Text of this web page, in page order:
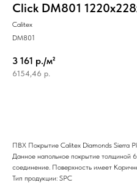
Click DM801
Calitex
DM801
3 161 р./м²
6154,46 р.
ПВХ Покрытие Calitex Diamonds Sierra
Данное напольное покрытие толщиной
соединение. Поверхность имеет
Тип продукции: SPC